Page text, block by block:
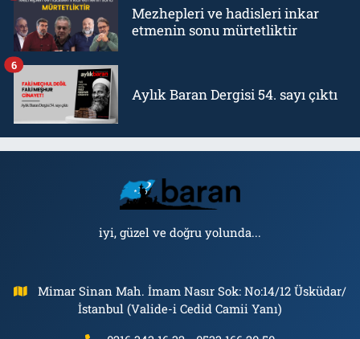
Mezhepleri ve hadisleri inkar
etmenin sonu mürtetliktir
Aylık Baran Dergisi 54. sayı çıktı
6
iyi, güzel ve doğru yolunda...
Mimar Sinan Mah. İmam Nasır Sok: No:14/12 Üsküdar/
İstanbul (Valide-i Cedid Camii Yanı)